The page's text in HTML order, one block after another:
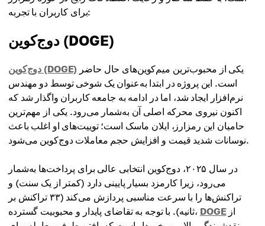
برای کاربران با تجربه:
دوج‌کوین (DOGE)
دوج‌کوین (DOGE)
است. این پروژه در ابتدا به‌عنوان یک شوخی توسط دو مهندس
نرم‌افزار ایجاد شد، اما در ادامه به جامعه کاربران واگذار شد که
اکنون نیروی محرکه اصلی آن به‌شمار می‌رود. یکی از مهم‌ترین
حامیان این رمزارز، ایلان ماسک است؛ توییت‌های او اغلب باعث
نوسانات شدید قیمت و افزایش حجم معاملات دوج‌کوین می‌شود.
در سال ۲۰۲۵، دوج‌کوین انتخابی عالی برای پرداخت‌ها به‌شمار
می‌رود، زیرا کارمزد بسیار پایینی دارد (کمتر از یک سنت) و
تراکنش‌ها را با سرعت مناسبی پردازش می‌کند (۳۳ تراکنش بر
ثانیه). با توجه به تقاضای پایدار و محبوبیت گسترده، DOGEاز